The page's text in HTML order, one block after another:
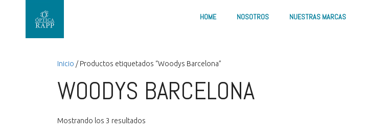
HOME NOSOTROS NUESTRAS MARCAS
Inicio / Productos etiquetados “Woodys Barcelona”
WOODYS BARCELONA
Mostrando los 3 resultados